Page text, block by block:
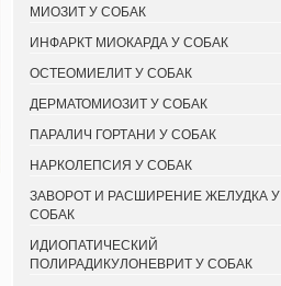
МИОЗИТ У СОБАК
ИНФАРКТ МИОКАРДА У СОБАК
ОСТЕОМИЕЛИТ У СОБАК
ДЕРМАТОМИОЗИТ У СОБАК
ПАРАЛИЧ ГОРТАНИ У СОБАК
НАРКОЛЕПСИЯ У СОБАК
ЗАВОРОТ И РАСШИРЕНИЕ ЖЕЛУДКА У
СОБАК
ИДИОПАТИЧЕСКИЙ
ПОЛИРАДИКУЛОНЕВРИТ У СОБАК